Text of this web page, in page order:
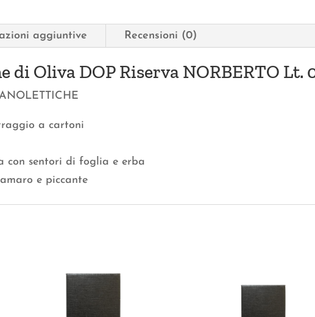
quantità
aggiuntive Recensioni (0)
di Oliva DOP Riserva NORBERTO Lt.
a cartoni
con sentori di foglia e erba
e piccante